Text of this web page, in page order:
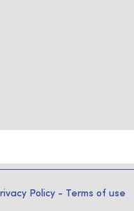
Policy - Terms of use